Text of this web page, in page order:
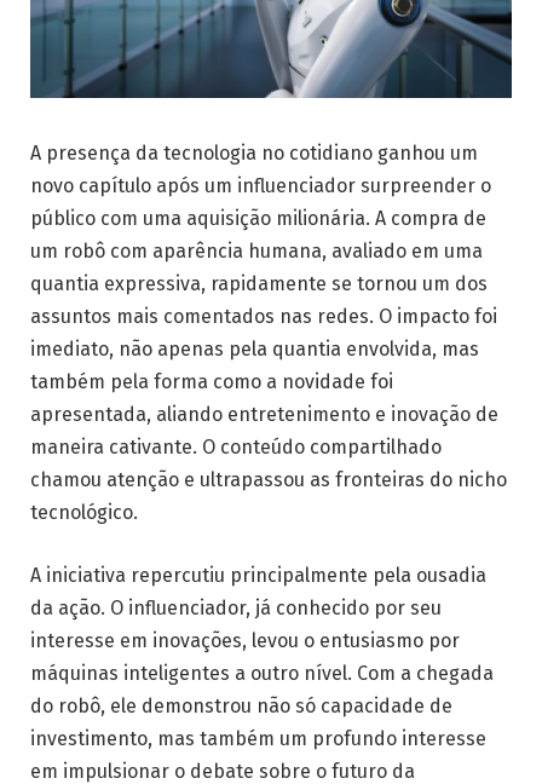
A presença da tecnologia no cotidiano ganhou um
novo capítulo após um influenciador surpreender o
público com uma aquisição milionária. A compra de
um robô com aparência humana, avaliado em uma
quantia expressiva, rapidamente se tornou um dos
assuntos mais comentados nas redes. O impacto foi
imediato, não apenas pela quantia envolvida, mas
também pela forma como a novidade foi
apresentada, aliando entretenimento e inovação de
maneira cativante. O conteúdo compartilhado
chamou atenção e ultrapassou as fronteiras do nicho
tecnológico.
A iniciativa repercutiu principalmente pela ousadia
da ação. O influenciador, já conhecido por seu
interesse em inovações, levou o entusiasmo por
máquinas inteligentes a outro nível. Com a chegada
do robô, ele demonstrou não só capacidade de
investimento, mas também um profundo interesse
em impulsionar o debate sobre o futuro da